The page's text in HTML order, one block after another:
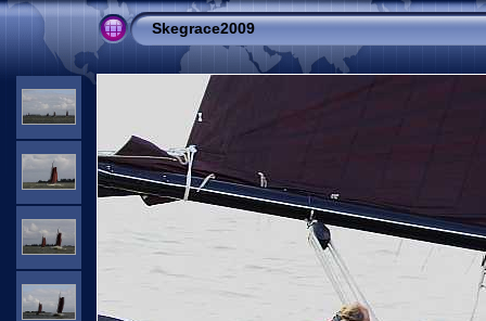
Skegrace2009